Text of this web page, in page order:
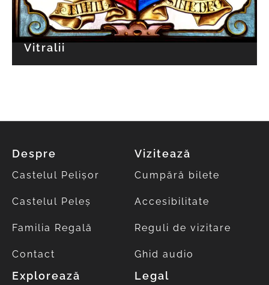
Vitralii
Despre
Castelul Pelișor
Castelul Peleș
Familia Regală
Contact
Vizitează
Cumpără bilete
Accesibilitate
Reguli de vizitare
Ghid audio
Explorează Legal